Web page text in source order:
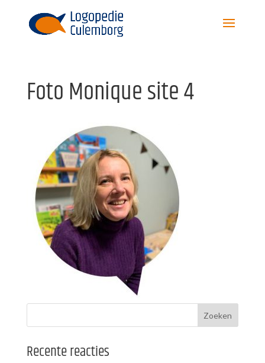
Foto Monique site 4
Recente reacties